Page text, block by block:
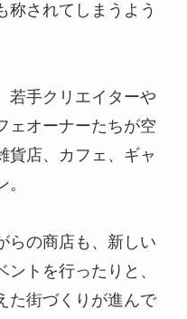
称されてしまうよう
若手クリエイターや
ェオーナーたちが空
貨店、カフェ、ギャ
らの商店も、新しい
トを行ったりと、
た街づくりが進んで